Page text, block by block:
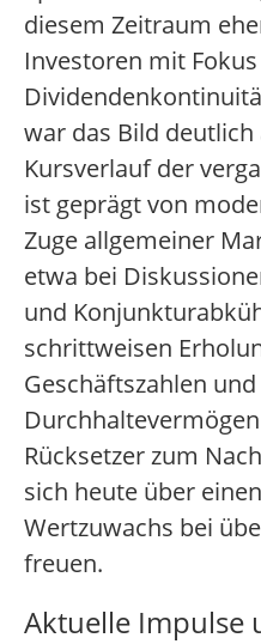
diesem Zeitraum
Investoren mit
war das Bild
Kursverlauf der
ist geprägt von
Zuge allgemeiner
etwa bei
und
schrittweisen
Geschäftszahlen
Rücksetzer zum
sich heute über
Wertzuwachs bei
freuen.
Aktuelle Impulse